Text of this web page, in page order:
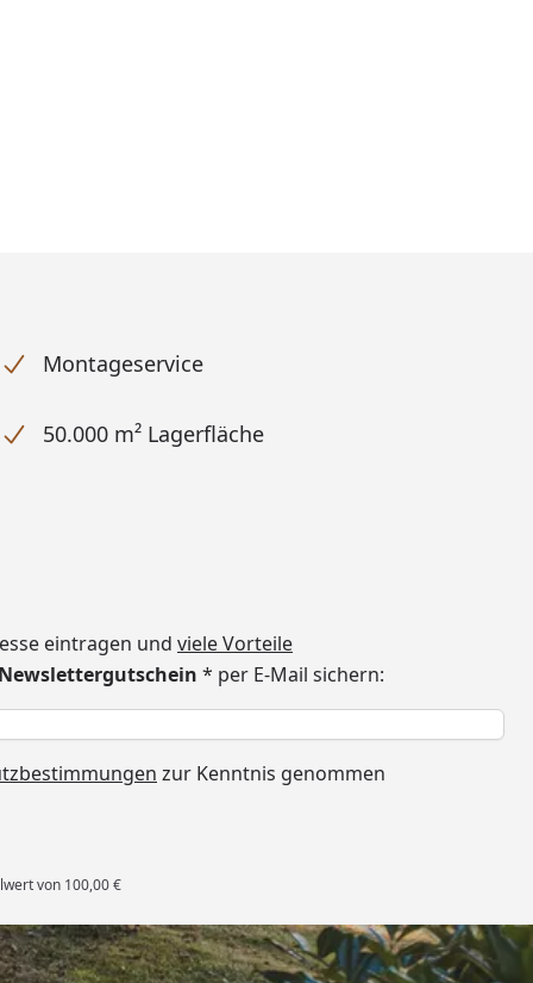
Montageservice
50.000 m² Lagerfläche
eintragen und viele Vorteile
* per E-Mail sichern:
zur Kenntnis genommen
von 100,00 €